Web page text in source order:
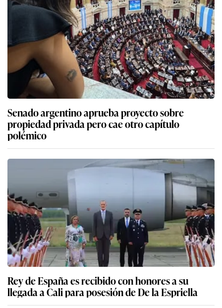
Senado argentino aprueba proyecto sobre
propiedad privada pero cae otro capítulo
polémico
Rey de España es recibido con honores a su
llegada a Cali para posesión de De la Espriella